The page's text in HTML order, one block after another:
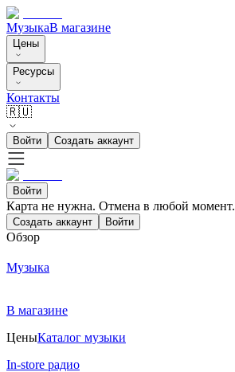
МузыкаВ магазине
Цены
Ресурсы
Контакты
🇷🇺
Войти Создать аккаунт
Войти
Карта не нужна. Отмена в любой момент.
Создать аккаунт Войти
Обзор
Музыка
В магазине
ЦеныКаталог музыки
In-store радио